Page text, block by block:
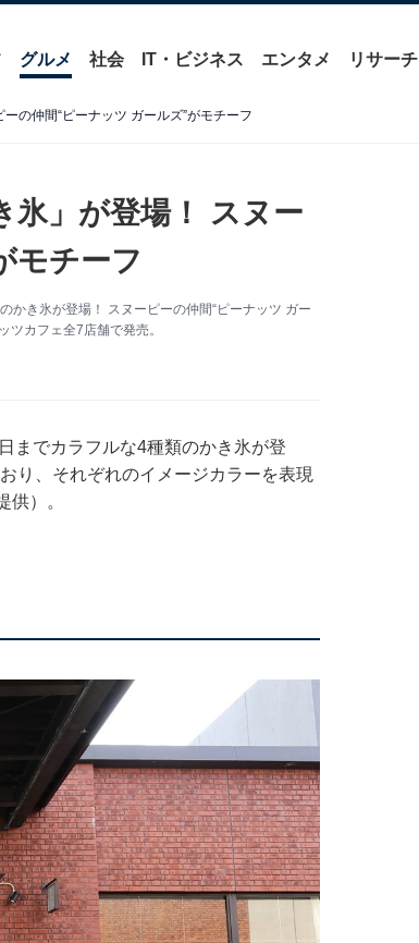
グルメ 社会 IT・ビジネス エンタメ リサーチ
の仲間“ピーナッツ ガールズ”がモチーフ
氷」が登場！ スヌー
モチーフ
き氷が登場！ スヌーピーの仲間“ピーナッツ ガー
ツカフェ全7店舗で発売。
までカラフルな4種類のかき氷が登
り、それぞれのイメージカラーを表現
）。